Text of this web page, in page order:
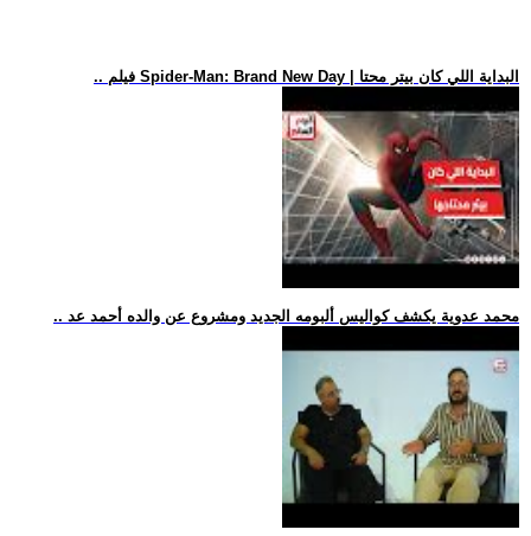
.. فيلم Spider-Man: Brand New Day | البداية اللي كان بيتر محتا
.. محمد عدوية يكشف كواليس ألبومه الجديد ومشروع عن والده أحمد عد